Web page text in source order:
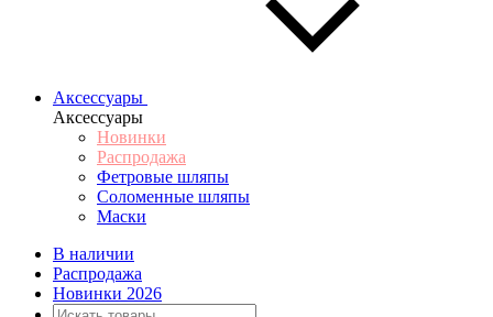
Аксессуары
Аксессуары
Новинки
Распродажа
Фетровые шляпы
Соломенные шляпы
Маски
В наличии
Распродажа
Новинки 2026